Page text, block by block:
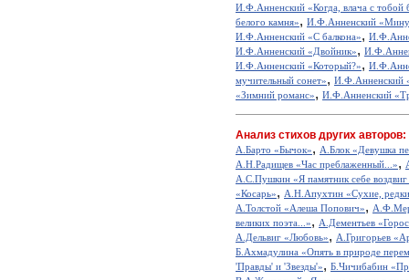
И.Ф.Анненский «Когда, влача с тобой
белого камня», И.Ф.Анненский
И.Ф.Анненский «С балкона»,
И.Ф.Анненский «Двойник»,
И.Ф.Анненский «Который?»,
мучительный сонет», И.Ф.Анненский
«Зимний романс», И.Ф.Анненский
Анализ стихов других авторов:
А.Барто «Бычок», А.Блок «Девушка
А.Н.Радищев «Час преблаженный...»,
А.С.Пушкин «Я памятник себе
«Косарь», А.Н.Апухтин «Сухие,
А.Толстой «Алеша Попович»,
великих поэта...», А.Дементьев
А.Дельвиг «Любовь», А.Григорьев
Б.Ахмадулина «Опять в природе
'Правды' и 'Звезды'», Б.Чичибабин